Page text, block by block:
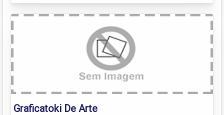
Graficatoki De Arte